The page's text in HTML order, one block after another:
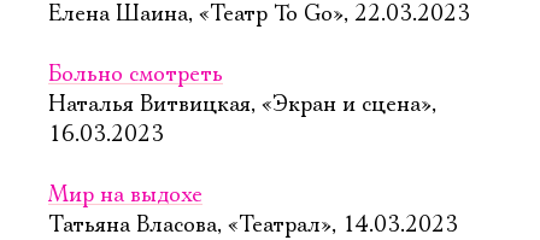
Елена Шаина, «Театр To Go», 22.03.2023
Больно смотреть
Наталья Витвицкая, «Экран и сцена»,
16.03.2023
Мир на выдохе
Татьяна Власова, «Театрал», 14.03.2023